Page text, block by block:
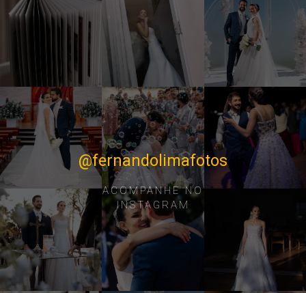
@fernandolimafotos
ACOMPANHE NO
INSTAGRAM